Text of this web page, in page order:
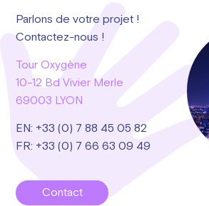
Parlons de votre projet !
Contactez-nous !
Tour Oxygène
10-12 Bd Vivier Merle
69003 LYON
EN: +33 (0) 7 88 45 05 82
FR: +33 (0) 7 66 63 09 49
Contact